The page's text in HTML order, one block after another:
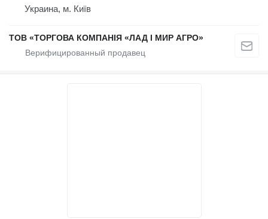
Украина, м. Київ
ТОВ «ТОРГОВА КОМПАНІЯ «ЛАД І МИР АГРО»